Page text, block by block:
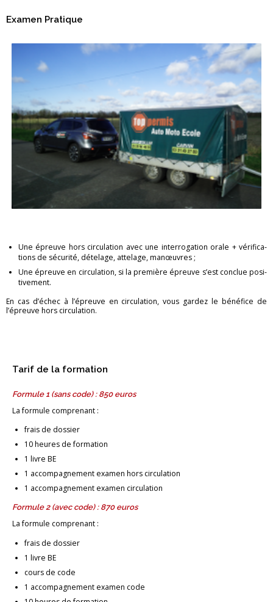
Exa­men Pra­tique
Une épreuve hors cir­cu­la­tion avec une in­ter­ro­ga­tion orale + vé­ri­fi­ca­
tions de sé­cu­rité, dé­te­lage, at­te­lage, ma­nœuvres ;
Une épreuve en cir­cu­la­tion, si la pre­mière épreuve s’est conclue po­si­
ti­ve­ment.
En cas d’échec à l’épreuve en cir­cu­la­tion, vous gar­dez le bé­né­fice de
l’épreuve hors cir­cu­la­tion.
Tarif de la for­ma­tion
For­mule 1 (sans code) : 850 euros
La for­mule com­pre­nant :
frais de dos­sier
10 heures de for­ma­tion
1 livre BE
1 ac­com­pa­gne­ment exa­men hors cir­cu­la­tion
1 ac­com­pa­gne­ment exa­men cir­cu­la­tion
For­mule 2 (avec code) : 870 euros
La for­mule com­pre­nant :
frais de dos­sier
1 livre BE
cours de code
1 ac­com­pa­gne­ment exa­men code